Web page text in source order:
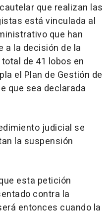
que realizan las
está vinculada al
que han
a la decisión de la
de 41 lobos en
el Plan de Gestión de
que sea declarada
judicial se
la suspensión
esta petición
contra la
entonces cuando la